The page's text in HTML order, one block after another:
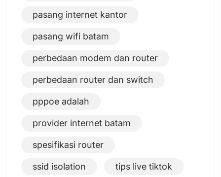
pasang internet kantor
pasang wifi batam
perbedaan modem dan router
perbedaan router dan switch
pppoe adalah
provider internet batam
spesifikasi router
ssid isolation tips live tiktok